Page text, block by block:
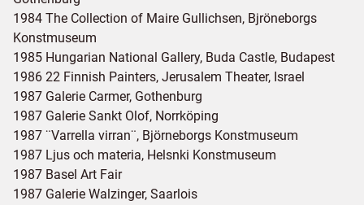
1984 The Collection of Maire Gullichsen, Bjröneborgs
Konstmuseum
1985 Hungarian National Gallery, Buda Castle, Budapest
1986 22 Finnish Painters, Jerusalem Theater, Israel
1987 Galerie Carmer, Gothenburg
1987 Galerie Sankt Olof, Norrköping
1987 ¨Varrella virran¨, Björneborgs Konstmuseum
1987 Ljus och materia, Helsnki Konstmuseum
1987 Basel Art Fair
1987 Galerie Walzinger, Saarlois